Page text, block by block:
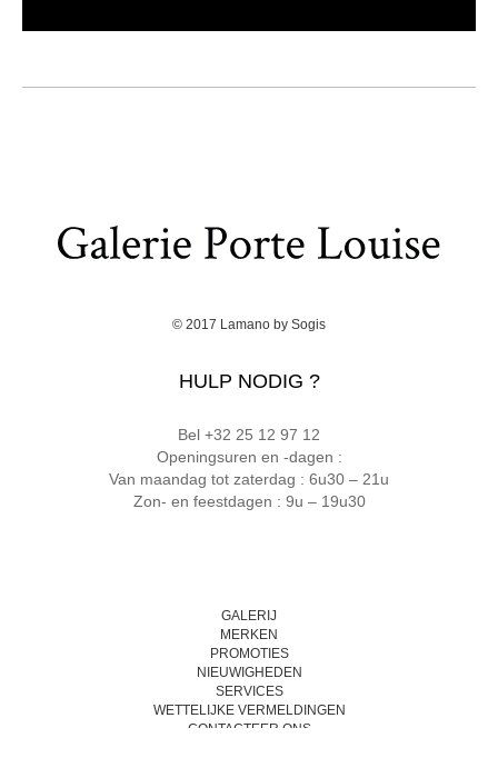
© 2017 Lamano by Sogis
HULP NODIG ?
Bel +32 25 12 97 12
Openingsuren en -dagen :
Van maandag tot zaterdag : 6u30 – 21u
Zon- en feestdagen : 9u – 19u30
GALERIJ
MERKEN
PROMOTIES
NIEUWIGHEDEN
SERVICES
WETTELIJKE VERMELDINGEN
CONTACTEER ONS